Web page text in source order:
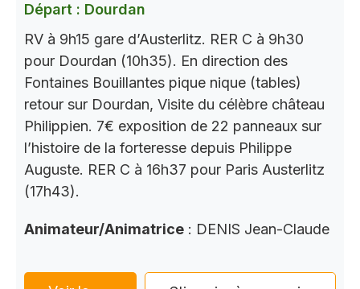
Départ : Dourdan
RV à 9h15 gare d’Austerlitz. RER C à 9h30
pour Dourdan (10h35). En direction des
Fontaines Bouillantes pique nique (tables)
retour sur Dourdan, Visite du célèbre château
Philippien. 7€ exposition de 22 panneaux sur
l’histoire de la forteresse depuis Philippe
Auguste. RER C à 16h37 pour Paris Austerlitz
(17h43).
Animateur/Animatrice : DENIS Jean-Claude